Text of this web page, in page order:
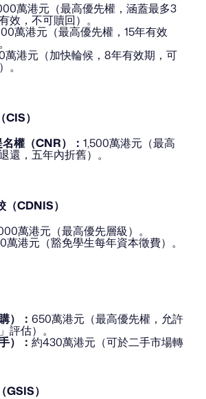
萬港元（最高優先權，涵蓋最多3
效，不可贖回）。
萬港元（最高優先權，15年有效
萬港元（加快輪候，8年有效期，可
。
）
權（CNR）： 1,500萬港元（最高
還，五年內折舊）。
（CDNIS）
萬港元（最高優先層級）。
萬港元（豁免學生每年資本徵費）。
）： 650萬港元（最高優先權，允許
評估）。
）： 約430萬港元（可於二手市場轉
GSIS）